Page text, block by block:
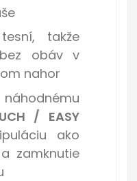
takže
obáv v
nahor
/ EASY
ako
zamknutie